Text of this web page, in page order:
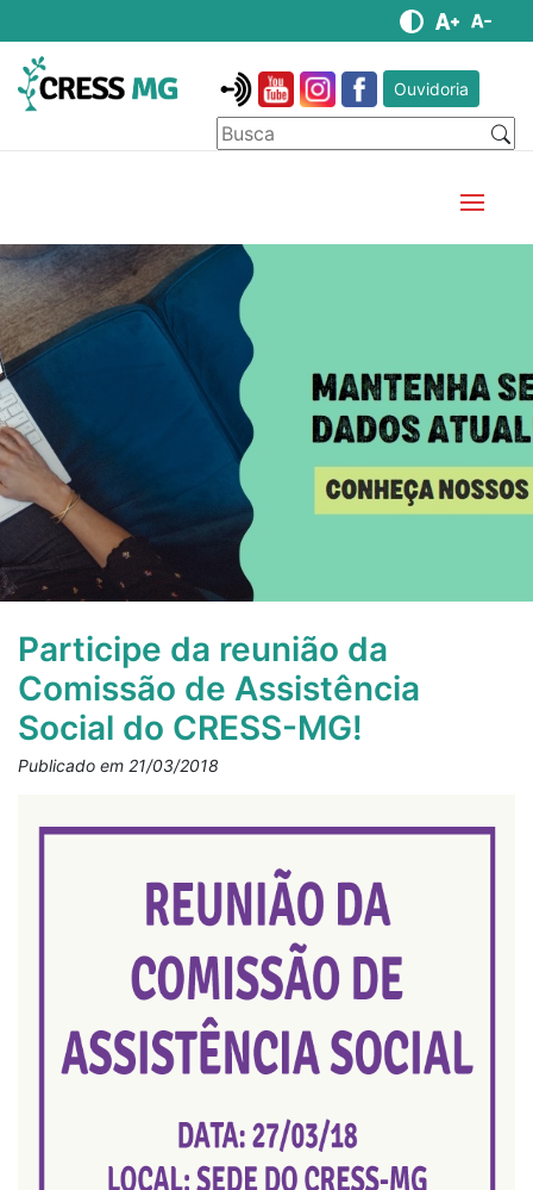
Ouvidoria
Participe da reunião da
Comissão de Assistência
Social do CRESS-MG!
Publicado em 21/03/2018